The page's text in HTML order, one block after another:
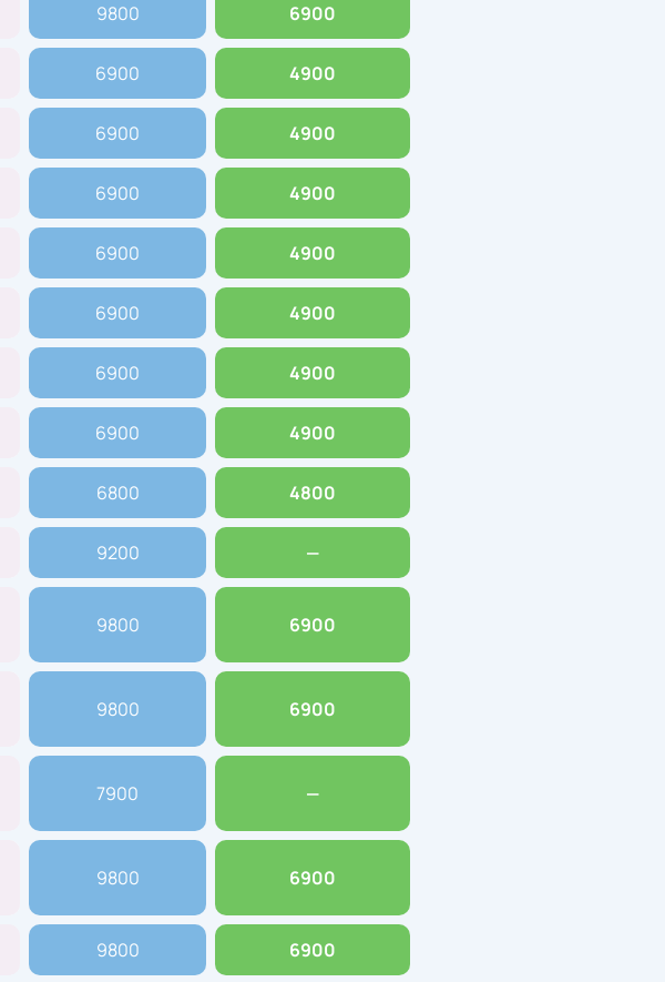
9800 6900
6900 4900
6900 4900
6900 4900
6900 4900
6900 4900
6900 4900
6900 4900
6800 4800
9200 —
9800 6900
9800 6900
7900 —
9800 6900
9800 6900